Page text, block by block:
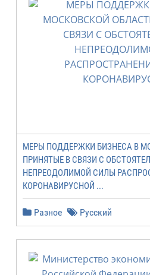
МЕРЫ ПОДДЕРЖКИ БИЗНЕСА В
ПРИНЯТЫЕ В СВЯЗИ С
НЕПРЕОДОЛИМОЙ СИЛЫ
КОРОНАВИРУСНОЙ ...
Разное Русский